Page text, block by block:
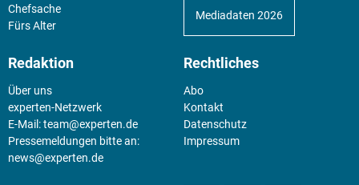
Chefsache
Fürs Alter
Mediadaten 2026
Redaktion
Über uns
experten-Netzwerk
E-Mail:team@experten.de
Pressemeldungen bitte an:
news@experten.de
Rechtliches
Abo
Kontakt
Datenschutz
Impressum